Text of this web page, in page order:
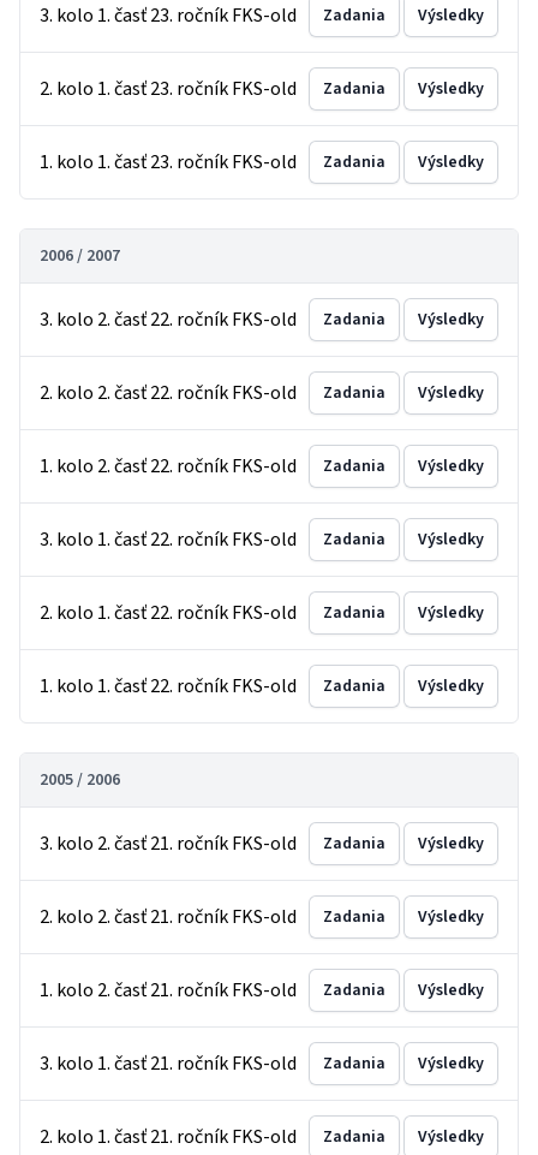
3. kolo 1. časť 23. ročník FKS-old Zadania Výsledky
2. kolo 1. časť 23. ročník FKS-old Zadania Výsledky
1. kolo 1. časť 23. ročník FKS-old Zadania Výsledky
2006 / 2007
3. kolo 2. časť 22. ročník FKS-old Zadania Výsledky
2. kolo 2. časť 22. ročník FKS-old Zadania Výsledky
1. kolo 2. časť 22. ročník FKS-old Zadania Výsledky
3. kolo 1. časť 22. ročník FKS-old Zadania Výsledky
2. kolo 1. časť 22. ročník FKS-old Zadania Výsledky
1. kolo 1. časť 22. ročník FKS-old Zadania Výsledky
2005 / 2006
3. kolo 2. časť 21. ročník FKS-old Zadania Výsledky
2. kolo 2. časť 21. ročník FKS-old Zadania Výsledky
1. kolo 2. časť 21. ročník FKS-old Zadania Výsledky
3. kolo 1. časť 21. ročník FKS-old Zadania Výsledky
2. kolo 1. časť 21. ročník FKS-old Zadania Výsledky